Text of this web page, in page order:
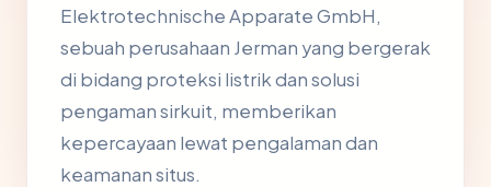
Elektrotechnische Apparate GmbH,
sebuah perusahaan Jerman yang bergerak
di bidang proteksi listrik dan solusi
pengaman sirkuit, memberikan
kepercayaan lewat pengalaman dan
keamanan situs.